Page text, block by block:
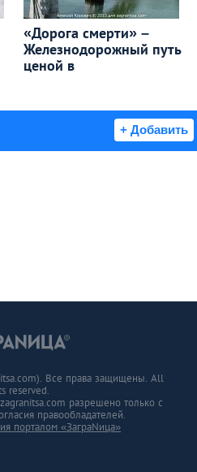
«Дорога смерти» –
Железнодорожный путь
ценой в
+ Добавить
Все права защищены. All
reserved.
разрешено только с
правообладателей.
порталом «ЗаграNица»